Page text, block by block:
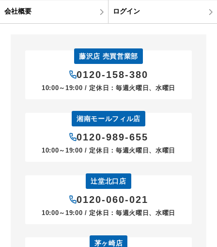
会社概要 ログイン
藤沢店 売買営業部
0120-158-380
10:00～19:00 / 定休日：毎週火曜日、水曜日
湘南モールフィル店
0120-989-655
10:00～19:00 / 定休日：毎週火曜日、水曜日
辻堂北口店
0120-060-021
10:00～19:00 / 定休日：毎週火曜日、水曜日
茅ヶ崎店